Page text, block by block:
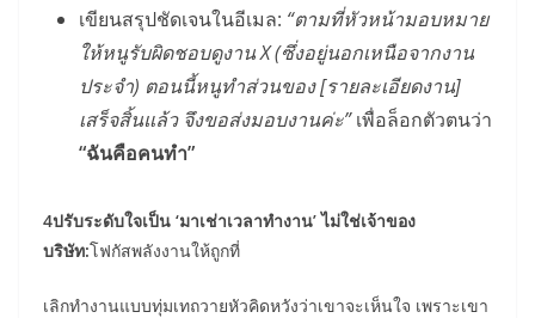
เขียนสรุปชัดเจนในอีเมล: “ตามที่หัวหน้ามอบหมาย
ให้หนูรับผิดชอบดูงาน X (ซึ่งอยู่นอกเหนือจากงาน
ประจำ) ตอนนี้หนูทำส่วนของ [รายละเอียดงาน]
เสร็จสิ้นแล้ว จึงขอส่งมอบงานค่ะ”เพื่อล็อกตัวตนว่า
“ฉันคือคนทำ”
4ปรับระดับใจเป็น ‘มาเช่าเวลาทำงาน’ ไม่ใช่เจ้าของ
บริษัท:โฟกัสพลังงานให้ถูกที่
เลิกทำงานแบบทุ่มเทถวายหัวคิดหวังว่าเขาจะเห็นใจ เพราะเขา